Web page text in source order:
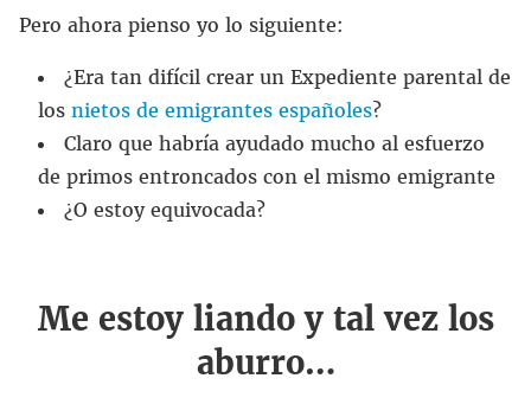
Pero ahora pienso yo lo siguiente:
¿Era tan difícil crear un Expediente parental de
los nietos de emigrantes españoles?
Claro que habría ayudado mucho al esfuerzo
de primos entroncados con el mismo emigrante
¿O estoy equivocada?
Me estoy liando y tal vez los
aburro…